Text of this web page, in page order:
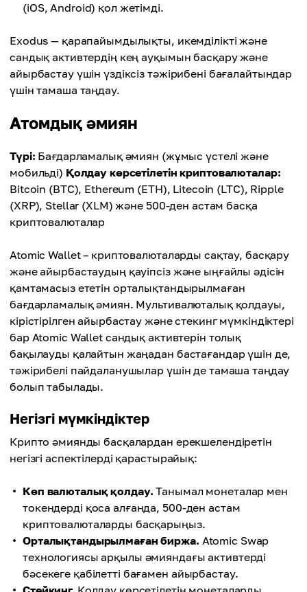
(iOS, Android) қол жетімді.
Exodus — қарапайымдылықты, икемділікті және
сандық активтердің кең ауқымын басқару және
айырбастау үшін үздіксіз тәжірибені бағалайтындар
үшін тамаша таңдау.
Атомдық әмиян
Түрі: Бағдарламалық әмиян (жұмыс үстелі және
мобильді) Қолдау көрсетілетін криптовалюталар:
Bitcoin (BTC), Ethereum (ETH), Litecoin (LTC), Ripple
(XRP), Stellar (XLM) және 500-ден астам басқа
криптовалюталар
Atomic Wallet – криптовалюталарды сақтау, басқару
және айырбастаудың қауіпсіз және ыңғайлы әдісін
қамтамасыз ететін орталықтандырылмаған
бағдарламалық әмиян. Мультивалюталық қолдауы,
кірістірілген айырбастау және стекинг мүмкіндіктері
бар Atomic Wallet сандық активтерін толық
бақылауды қалайтын жаңадан бастағандар үшін де,
тәжірибелі пайдаланушылар үшін де тамаша таңдау
болып табылады.
Негізгі мүмкіндіктер
Крипто әмиянды басқалардан ерекшелендіретін
негізгі аспектілерді қарастырайық:
Көп валюталық қолдау. Танымал монеталар мен
токендерді қоса алғанда, 500-ден астам
криптовалюталарды басқарыңыз.
Орталықтандырылмаған биржа. Atomic Swap
технологиясы арқылы әмияндағы активтерді
бәсекеге қабілетті бағамен айырбастау.